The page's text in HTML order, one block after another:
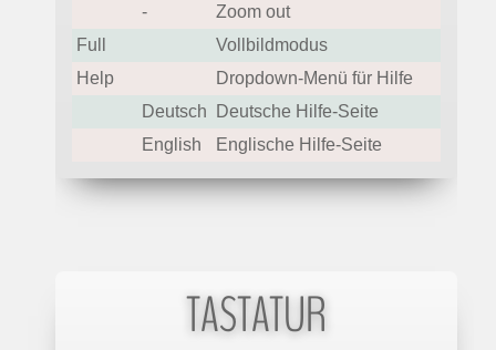
-
Zoom out
Full
Vollbildmodus
Help
Dropdown-Menü für Hilfe
Deutsch
Deutsche Hilfe-Seite
English
Englische Hilfe-Seite
TASTATUR